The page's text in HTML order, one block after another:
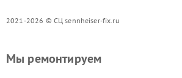
2021-2026 © СЦ sennheiser-fix.ru
Мы ремонтируем